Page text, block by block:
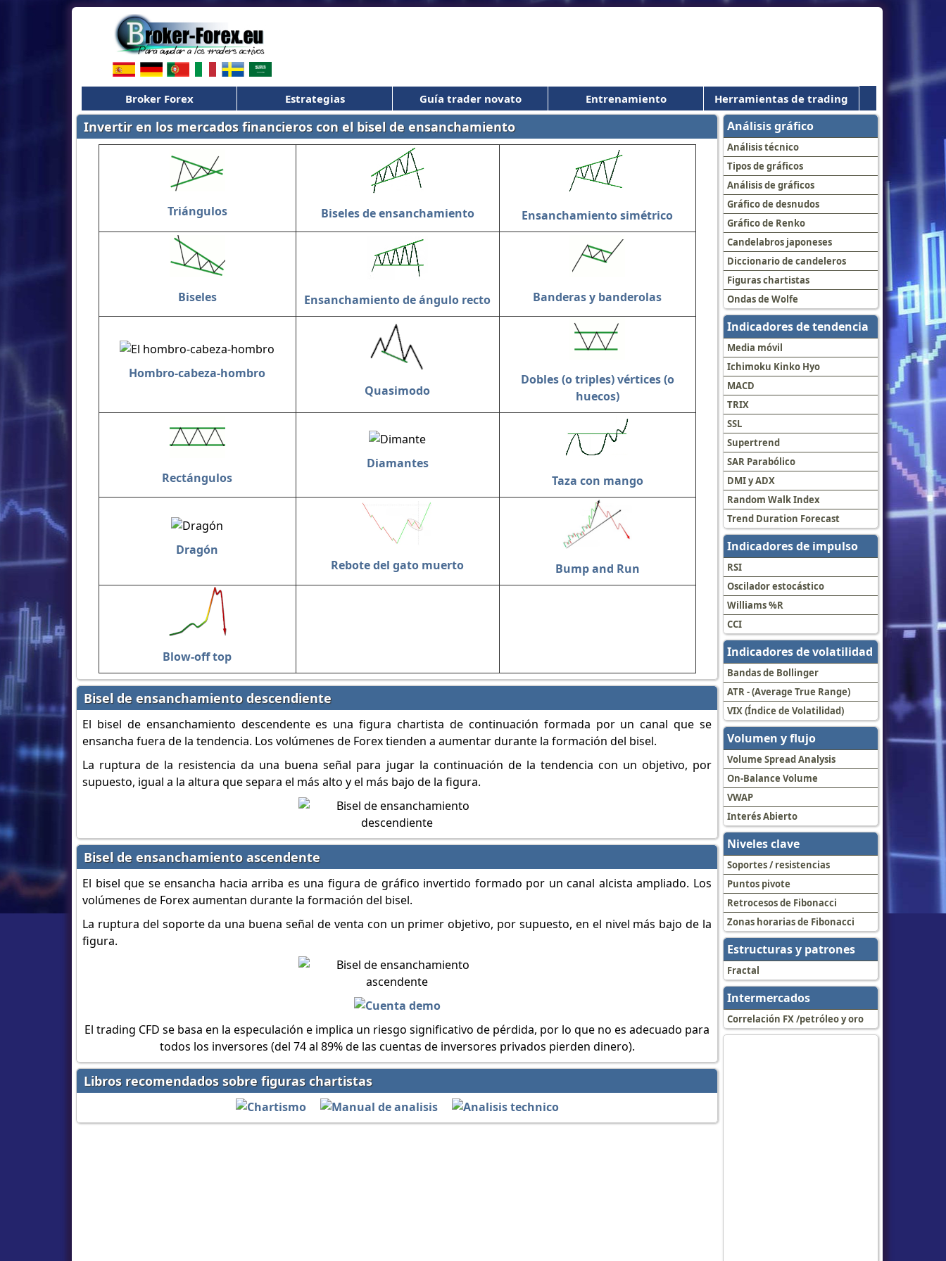
Broker Forex Estrategias Guía trader novato Entrenamiento Herramientas de trading
Análisis gráfico
Análisis técnico
Tipos de gráficos
Análisis de gráficos
Gráfico de desnudos
Gráfico de Renko
Candelabros japoneses
Diccionario de candeleros
Figuras chartistas
Ondas de Wolfe
Indicadores de tendencia
Media móvil
Ichimoku Kinko Hyo
MACD
TRIX
SSL
Supertrend
SAR Parabólico
DMI y ADX
Random Walk Index
Trend Duration Forecast
Indicadores de impulso
RSI
Oscilador estocástico
Williams %R
CCI
Indicadores de volatilidad
Bandas de Bollinger
ATR - (Average True Range)
VIX (Índice de Volatilidad)
Volumen y flujo
Volume Spread Analysis
On-Balance Volume
VWAP
Interés Abierto
Niveles clave
Soportes / resistencias
Puntos pivote
Retrocesos de Fibonacci
Zonas horarias de Fibonacci
Estructuras y patrones
Fractal
Intermercados
Correlación FX /petróleo y oro
Invertir en los mercados financieros con el bisel de ensanchamiento
Triángulos Biseles de ensanchamiento Ensanchamiento simétrico
Biseles Ensanchamiento de ángulo recto Banderas y banderolas
Hombro-cabeza-hombro
Quasimodo
Dobles (o triples) vértices (o
huecos)
Rectángulos
Diamantes
Taza con mango
Dragón
Rebote del gato muerto
Bump and Run
Blow-off top
Bisel de ensanchamiento descendiente
El bisel de ensanchamiento descendente es una figura chartista de continuación formada por un canal que se
ensancha fuera de la tendencia. Los volúmenes de Forex tienden a aumentar durante la formación del bisel.
La ruptura de la resistencia da una buena señal para jugar la continuación de la tendencia con un objetivo, por
supuesto, igual a la altura que separa el más alto y el más bajo de la figura.
Bisel de ensanchamiento ascendente
El bisel que se ensancha hacia arriba es una figura de gráfico invertido formado por un canal alcista ampliado. Los
volúmenes de Forex aumentan durante la formación del bisel.
La ruptura del soporte da una buena señal de venta con un primer objetivo, por supuesto, en el nivel más bajo de la
figura.
El trading CFD se basa en la especulación e implica un riesgo significativo de pérdida, por lo que no es adecuado para
todos los inversores (del 74 al 89% de las cuentas de inversores privados pierden dinero).
Libros recomendados sobre figuras chartistas